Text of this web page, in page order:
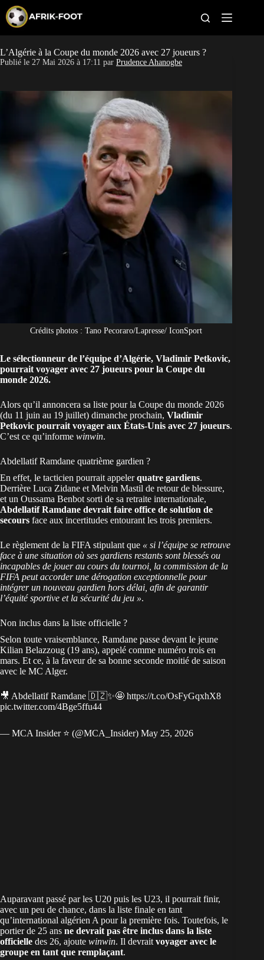
p
t
o
c
CAN féminine
Pays
Clubs
Classement
Paris sportifs
L’Algérie à la Coupe du monde 2026 avec 27 joueurs ?
Publié le 27 Mai 2026 à 17:11 par Prudence Ahanogbe
Crédits photos : Tano Pecoraro/Lapresse/ IconSport
Le sélectionneur de l’équipe d’Algérie, Vladimir Petkovic,
pourrait voyager avec 27 joueurs pour la Coupe du
monde 2026.
Alors qu’il annoncera sa liste pour la Coupe du monde 2026
(du 11 juin au 19 juillet) dimanche prochain, Vladimir
Petkovic pourrait voyager aux États-Unis avec 27 joueurs.
C’est ce qu’informe winwin.
Abdellatif Ramdane quatrième gardien ?
En effet, le tacticien pourrait appelerquatre gardiens.
Derrière Luca Zidane et Melvin Mastil de retour de blessure,
et un Oussama Benbot sorti de sa retraite internationale,
Abdellatif Ramdane devrait faire office de solution de
secours face aux incertitudes entourant les trois premiers.
Le règlement de la FIFA stipulant que « si l’équipe se retrouve
face à une situation où ses gardiens restants sont blessés ou
incapables de jouer au cours du tournoi, la commission de la
FIFA peut accorder une dérogation exceptionnelle pour
intégrer un nouveau gardien hors délai, afin de garantir
l’équité sportive et la sécurité du jeu ».
Non inclus dans la liste officielle ?
Selon toute vraisemblance, Ramdane passe devant le jeune
Kilian Belazzoug (19 ans), appelé comme numéro trois en
mars. Et ce, à la faveur de sa bonne seconde moitié de saison
avec le MC Alger.
🎥 Abdellatif Ramdane 🇩🇿✨🤩 https://t.co/OsFyGqxhX8
pic.twitter.com/4Bge5ffu44
— MCA Insider ⭐️ (@MCA_Insider) May 25, 2026
Auparavant passé par les U20 puis les U23, il pourrait finir,
avec un peu de chance, dans la liste finale en tant
qu’international algérien A pour la première fois. Toutefois, le
portier de 25 ans ne devrait pas être inclus dans la liste
officielle des 26, ajoute winwin. Il devrait voyager avec le
groupe en tant que remplaçant.